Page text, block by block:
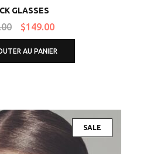
GLASSES
$149.00
AU PANIER
SALE